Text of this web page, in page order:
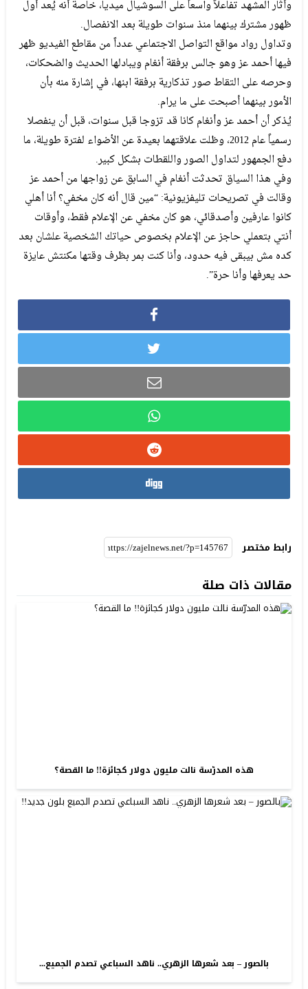
وأثار المشهد تفاعلاً واسعاً على السوشيال ميديا، خاصة أنه يُعد أول
ظهور مشترك بينهما منذ سنوات طويلة بعد الانفصال.
وتداول رواد مواقع التواصل الاجتماعي عدداً من مقاطع الفيديو ظهر
فيها أحمد عز وهو جالس برفقة أنغام ويبادلها الحديث والضحكات،
وحرصه على التقاط صور تذكارية برفقة ابنها، في إشارة منه بأن
الأمور بينهما أصبحت على ما يرام.
يُذكر أن أحمد عز وأنغام كانا قد تزوجا قبل سنوات، قبل أن ينفصلا
رسمياً عام 2012، وظلت علاقتهما بعيدة عن الأضواء لفترة طويلة، ما
دفع الجمهور لتداول الصور واللقطات بشكل كبير.
وفي هذا السياق تحدثت أنغام في السابق عن زواجها من أحمد عز
وقالت في تصريحات تليفزيونية: “مين قال أنه كان مخفي؟ أنا أهلي
كانوا عارفين وأصدقائي، هو كان مخفي عن الإعلام فقط، وأوقات
أنتي بتعملي حاجز عن الإعلام بخصوص حياتك الشخصية علشان بعد
كده مش بيبقى فيه حدود، وأنا كنت بمر بظرف وقتها مكنتش عايزة
حد يعرفها وأنا حرة”.
رابط مختصر
مقالات ذات صلة
هذه المدرّسة نالت مليون دولار كجائزة!! ما القصة؟
بالصور – بعد شعرها الزهري.. ناهد السباعي تصدم الجميع...